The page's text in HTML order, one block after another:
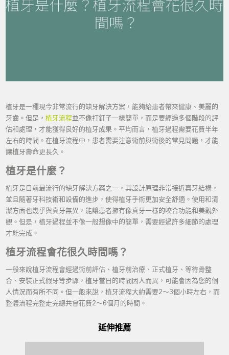
植牙是一種現今非常流行的缺牙解決方案，能夠給患者帶來健康、美麗的
牙齒。但是，植牙流程並不像打釘子一樣簡單，而是要經過多個階段的評
估和處理，才能獲得良好的植牙成果。平均而言，植牙過程需要花費半年
左右的時間。在植牙流程中，患者需要注意術前與術後的常見問題，才能
讓植牙壽命更長久。
植牙是什麼？
植牙是目前最流行的缺牙解決方案之一，其設計原理非常接近真牙結構，
並且隨著牙科技術和設備的進步，使得植牙手術更加安全舒適。使用和清
潔方面也幾乎與真牙無異，能讓患者擁有像真牙一樣的咬合功能和美觀外
觀。但是，植牙過程並不像一般想像中的簡單，需要經過許多細節的處理
才能完成。
植牙流程會花很久時間嗎？
一般來說植牙流程會經過術前評估、植牙前治療、正式植牙、等待骨整
合、安裝正式假牙等步驟，植牙當日的時間因人而異，可能會因為您的個
人情況而有所不同。但一般來說，植牙流程大約需要2～3個小時左右，而
整體流程完整走完總共會花費2～6個月的時間。
延伸推薦